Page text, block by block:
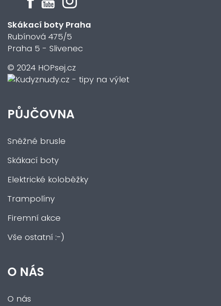
Skákací boty Praha
Rubínová 475/5
Praha 5 - Slivenec
© 2024 HOPsej.cz
PŮJČOVNA
Sněžné brusle
Skákací boty
Elektrické koloběžky
Trampolíny
Firemní akce
Vše ostatní :-)
O NÁS
O nás